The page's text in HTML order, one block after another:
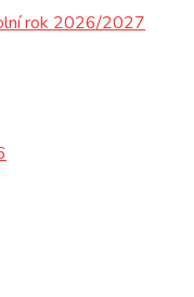
rok 2026/2027